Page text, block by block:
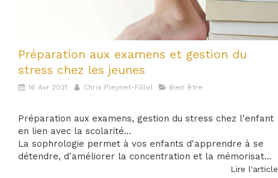
Préparation aux examens et gestion du
stress chez les jeunes
16 Avr 2021 Chris Pleynet-Fillol Bien être
Préparation aux examens, gestion du stress chez l'enfant
en lien avec la scolarité... ‍
La sophrologie permet à vos enfants d'apprendre à se
détendre, d'améliorer la concentration et la mémorisat...
Lire l'article